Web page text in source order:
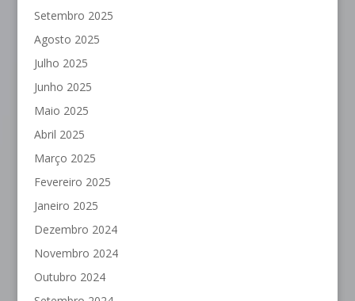
Setembro 2025
Agosto 2025
Julho 2025
Junho 2025
Maio 2025
Abril 2025
Março 2025
Fevereiro 2025
Janeiro 2025
Dezembro 2024
Novembro 2024
Outubro 2024